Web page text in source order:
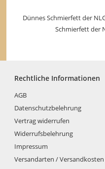
Dünnes Schmierfett der
Schmierfett der
Rechtliche Informationen
AGB
Datenschutzbelehrung
Vertrag widerrufen
Widerrufsbelehrung
Impressum
Versandarten / Versandkosten